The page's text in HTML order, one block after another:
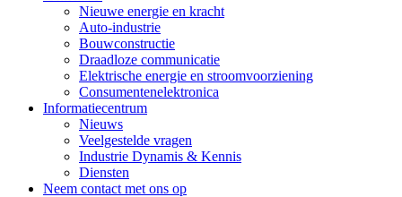
Nieuwe energie en kracht
Auto-industrie
Bouwconstructie
Draadloze communicatie
Elektrische energie en stroomvoorziening
Consumentenelektronica
Informatiecentrum
Nieuws
Veelgestelde vragen
Industrie Dynamis & Kennis
Diensten
Neem contact met ons op